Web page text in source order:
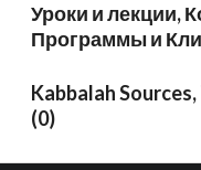
Уроки и лекции,
Программы и
Kabbalah
(0)